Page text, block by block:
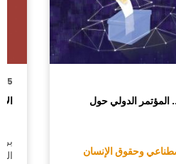
المؤتمر الدولي حول
وحقوق الإنسان
25 أبريل 2026